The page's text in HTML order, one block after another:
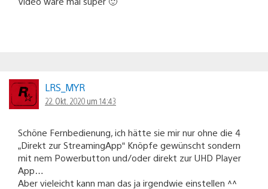
LRS_MYR
22. Okt. 2020 um 14:43
Schöne Fernbedienung, ich hätte sie mir nur ohne die 4
„Direkt zur StreamingApp“ Knöpfe gewünscht sondern
mit nem Powerbutton und/oder direkt zur UHD Player
App…
Aber vieleicht kann man das ja irgendwie einstellen ^^